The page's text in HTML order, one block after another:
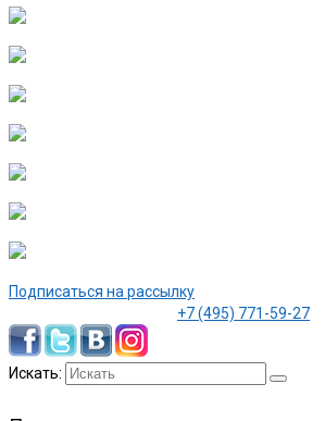
Подписаться на рассылку
+7 (495) 771-59-27
Искать: